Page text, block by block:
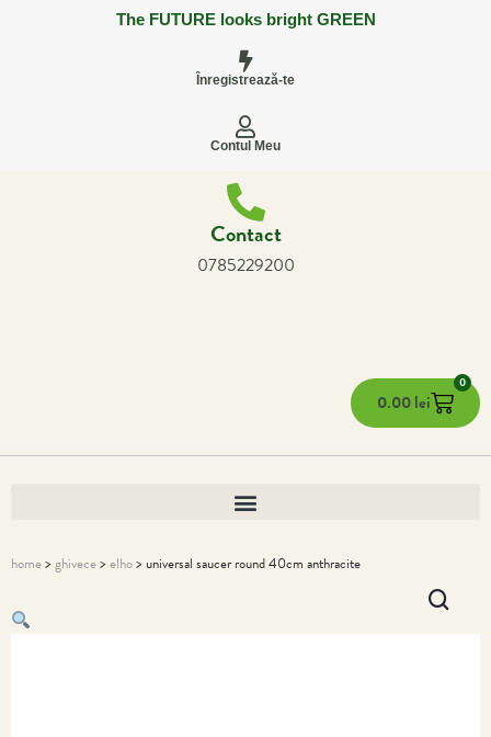
The FUTURE looks bright GREEN
Înregistrează-te
Contul Meu
Contact
0785229200
0.00lei
0
home>ghivece>elho> universal saucer round 40cm anthracite